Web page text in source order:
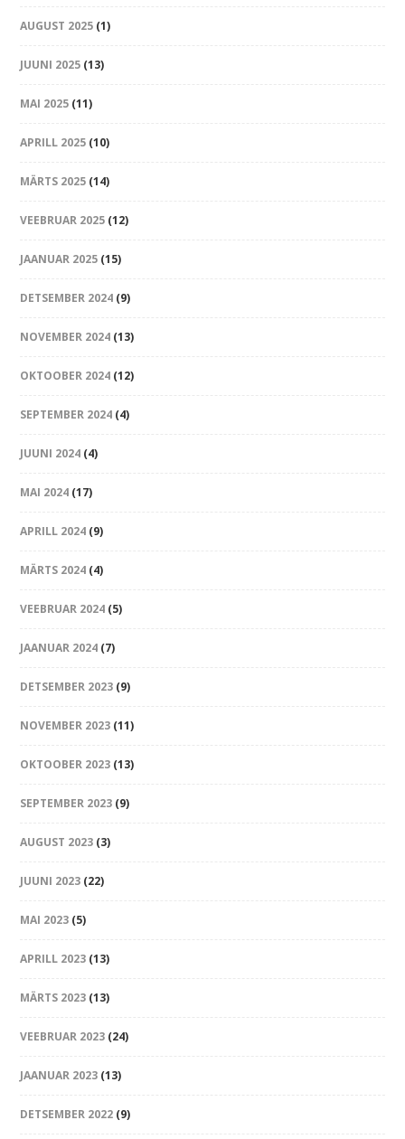
AUGUST 2025 (1)
JUUNI 2025 (13)
MAI 2025 (11)
APRILL 2025 (10)
MÄRTS 2025 (14)
VEEBRUAR 2025 (12)
JAANUAR 2025 (15)
DETSEMBER 2024 (9)
NOVEMBER 2024 (13)
OKTOOBER 2024 (12)
SEPTEMBER 2024 (4)
JUUNI 2024 (4)
MAI 2024 (17)
APRILL 2024 (9)
MÄRTS 2024 (4)
VEEBRUAR 2024 (5)
JAANUAR 2024 (7)
DETSEMBER 2023 (9)
NOVEMBER 2023 (11)
OKTOOBER 2023 (13)
SEPTEMBER 2023 (9)
AUGUST 2023 (3)
JUUNI 2023 (22)
MAI 2023 (5)
APRILL 2023 (13)
MÄRTS 2023 (13)
VEEBRUAR 2023 (24)
JAANUAR 2023 (13)
DETSEMBER 2022 (9)